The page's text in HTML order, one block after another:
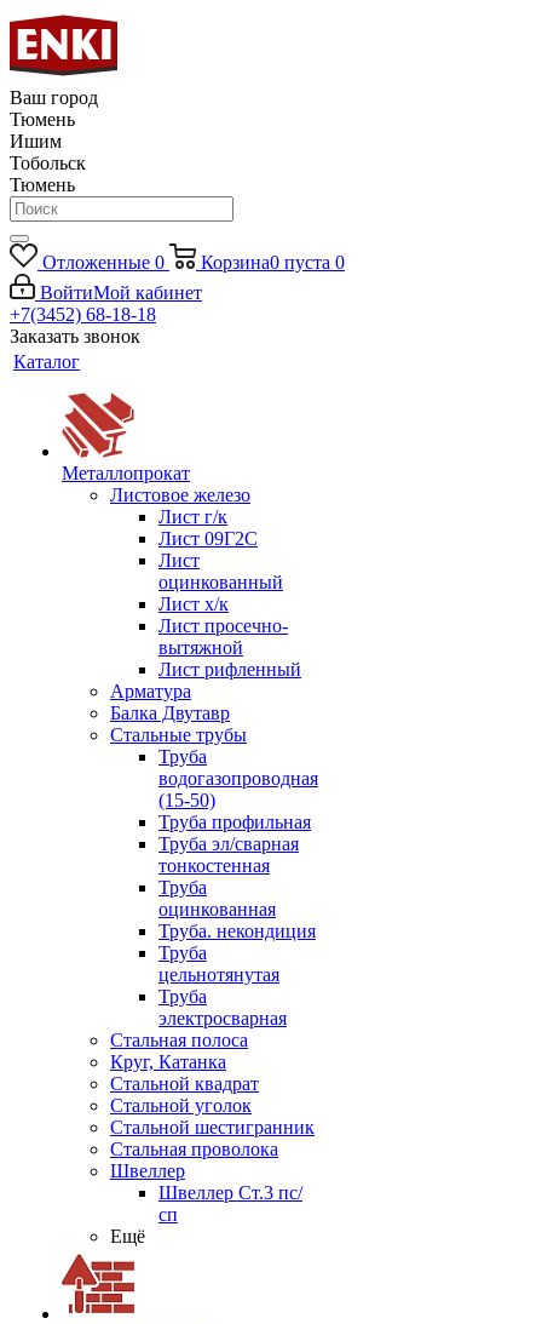
Ваш город
Тюмень
Ишим
Тобольск
Тюмень
Отложенные 0 Корзина0 пуста 0
ВойтиМой кабинет
+7(3452) 68-18-18
Заказать звонок
Каталог
Металлопрокат
Листовое железо
Лист г/к
Лист 09Г2С
Лист
оцинкованный
Лист х/к
Лист просечно-
вытяжной
Лист рифленный
Арматура
Балка Двутавр
Стальные трубы
Труба
водогазопроводная
(15-50)
Труба профильная
Труба эл/сварная
тонкостенная
Труба
оцинкованная
Труба. некондиция
Труба
цельнотянутая
Труба
электросварная
Стальная полоса
Круг, Катанка
Стальной квадрат
Стальной уголок
Стальной шестигранник
Стальная проволока
Швеллер
Швеллер Ст.3 пс/
сп
Ещё